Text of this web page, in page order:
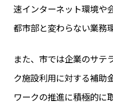
速インターネット環境や
都市部と変わらない業務
また、市では企業のサテ
ク施設利用に対する補助
ワークの推進に積極的に